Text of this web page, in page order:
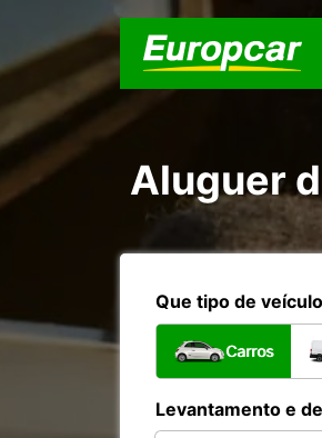
Aluguer
Que tipo de
Carros
Levantamento e